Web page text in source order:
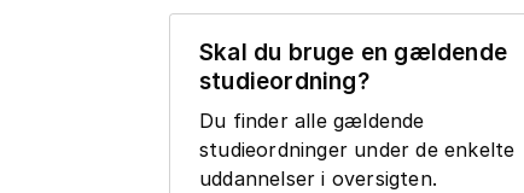
Skal du bruge en gældende
studieordning?
Du finder alle gældende
studieordninger under de enkelte
uddannelser i oversigten.